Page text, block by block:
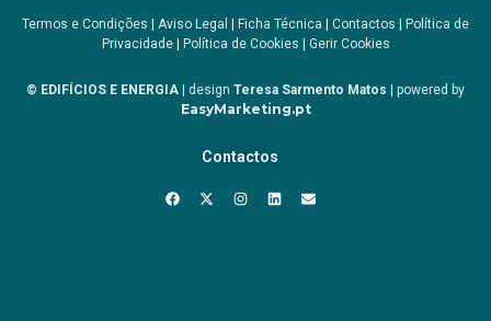
Termos e Condições | Aviso Legal | Ficha Técnica | Contactos | Política de
Privacidade| Política de Cookies | Gerir Cookies
© EDIFÍCIOS E ENERGIA | design Teresa Sarmento Matos | powered by
EasyMarketing.pt
Contactos